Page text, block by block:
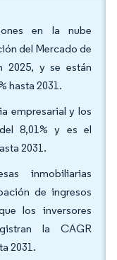
en la nube
del Mercado de
2025, y se están
hasta 2031.
empresarial y los
8,01% y es el
2031.
inmobiliarias
de ingresos
los inversores
la CAGR
2031.